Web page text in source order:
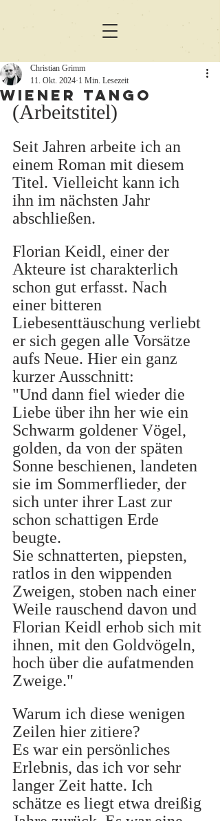
Wiener Tango
Christian Grimm
11. Okt. 2024 1 Min. Lesezeit
(Arbeitstitel)
Seit Jahren arbeite ich an
einem Roman mit diesem
Titel. Vielleicht kann ich
ihn im nächsten Jahr
abschließen.
Florian Keidl, einer der
Akteure ist charakterlich
schon gut erfasst. Nach
einer bitteren
Liebesenttäuschung verliebt
er sich gegen alle Vorsätze
aufs Neue. Hier ein ganz
kurzer Ausschnitt:
"Und dann fiel wieder die
Liebe über ihn her wie ein
Schwarm goldener Vögel,
golden, da von der späten
Sonne beschienen, landeten
sie im Sommerflieder, der
sich unter ihrer Last zur
schon schattigen Erde
beugte.
Sie schnatterten, piepsten,
ratlos in den wippenden
Zweigen, stoben nach einer
Weile rauschend davon und
Florian Keidl erhob sich mit
ihnen, mit den Goldvögeln,
hoch über die aufatmenden
Zweige."
Warum ich diese wenigen
Zeilen hier zitiere?
Es war ein persönliches
Erlebnis, das ich vor sehr
langer Zeit hatte. Ich
schätze es liegt etwa dreißig